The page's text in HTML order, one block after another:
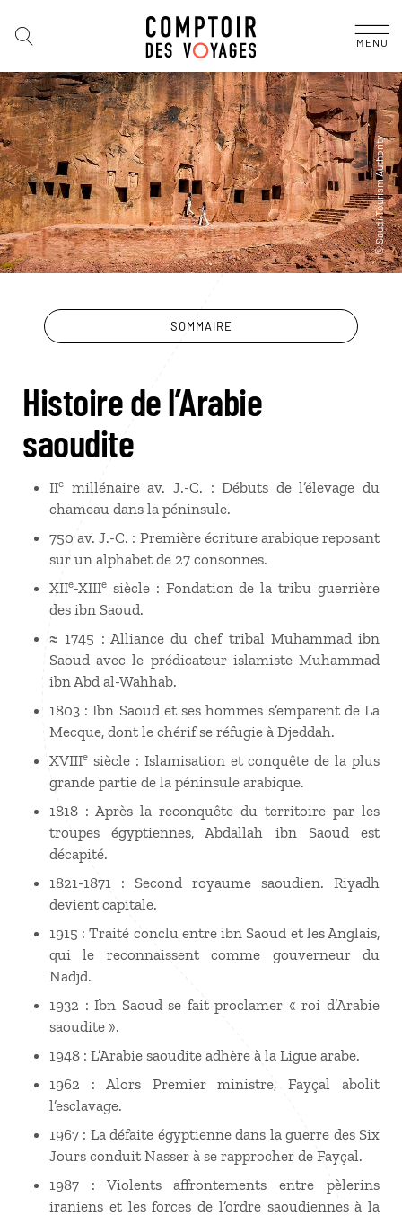
MENU
SOMMAIRE
Histoire de l’Arabie
saoudite
IIe millénaire av. J.-C. : Débuts de l’élevage du
chameau dans la péninsule.
750 av. J.-C. : Première écriture arabique reposant
sur un alphabet de 27 consonnes.
XIIe-XIIIe siècle : Fondation de la tribu guerrière
des ibn Saoud.
≈ 1745 : Alliance du chef tribal Muhammad ibn
Saoud avec le prédicateur islamiste Muhammad
ibn Abd al-Wahhab.
1803 : Ibn Saoud et ses hommes s’emparent de La
Mecque, dont le chérif se réfugie à Djeddah.
XVIIIe siècle : Islamisation et conquête de la plus
grande partie de la péninsule arabique.
1818 : Après la reconquête du territoire par les
troupes égyptiennes, Abdallah ibn Saoud est
décapité.
1821-1871 : Second royaume saoudien. Riyadh
devient capitale.
1915 : Traité conclu entre ibn Saoud et les Anglais,
qui le reconnaissent comme gouverneur du
Nadjd.
1932 : Ibn Saoud se fait proclamer « roi d’Arabie
saoudite ».
1948 : L’Arabie saoudite adhère à la Ligue arabe.
1962 : Alors Premier ministre, Fayçal abolit
l’esclavage.
1967 : La défaite égyptienne dans la guerre des Six
Jours conduit Nasser à se rapprocher de Fayçal.
1987 : Violents affrontements entre pèlerins
iraniens et les forces de l’ordre saoudiennes à la